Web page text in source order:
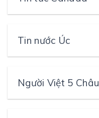
Tin nước Úc
Người Việt 5 Châu